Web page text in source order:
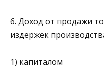
6. Доход от продажи
издержек
1) капиталом